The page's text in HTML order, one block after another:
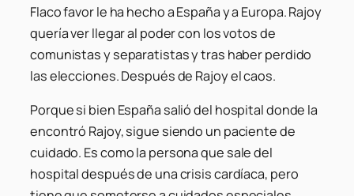
Flaco favor le ha hecho a España y a Europa. Rajoy
quería ver llegar al poder con los votos de
comunistas y separatistas y tras haber perdido
las elecciones. Después de Rajoy el caos.
Porque si bien España salió del hospital donde la
encontró Rajoy, sigue siendo un paciente de
cuidado. Es como la persona que sale del
hospital después de una crisis cardíaca, pero